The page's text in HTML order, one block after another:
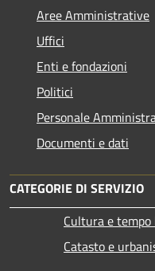
Aree Amministrative
Uffici
Enti e fondazioni
Politici
Personale
Documenti e dati
CATEGORIE DI SERVIZIO
Cultura e
Catasto e